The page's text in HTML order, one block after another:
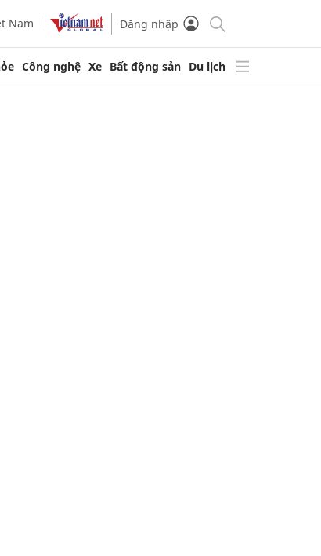
Nam Đăng nhập
Công nghệ Xe Bất động sản Du lịch